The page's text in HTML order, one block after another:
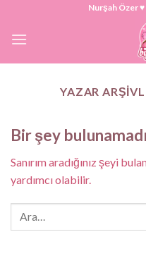
content
Nurşah Özer
YAZAR
Bir şey bulunamadı
Sanırım aradığınız şeyi
yardımcı olabilir.